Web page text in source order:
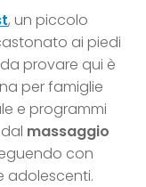
, un piccolo
ai piedi
provare qui è
per famiglie
e programmi
massaggio
con
adolescenti.